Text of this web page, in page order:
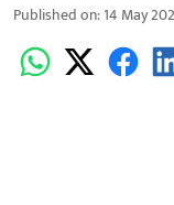
Published on:14 May